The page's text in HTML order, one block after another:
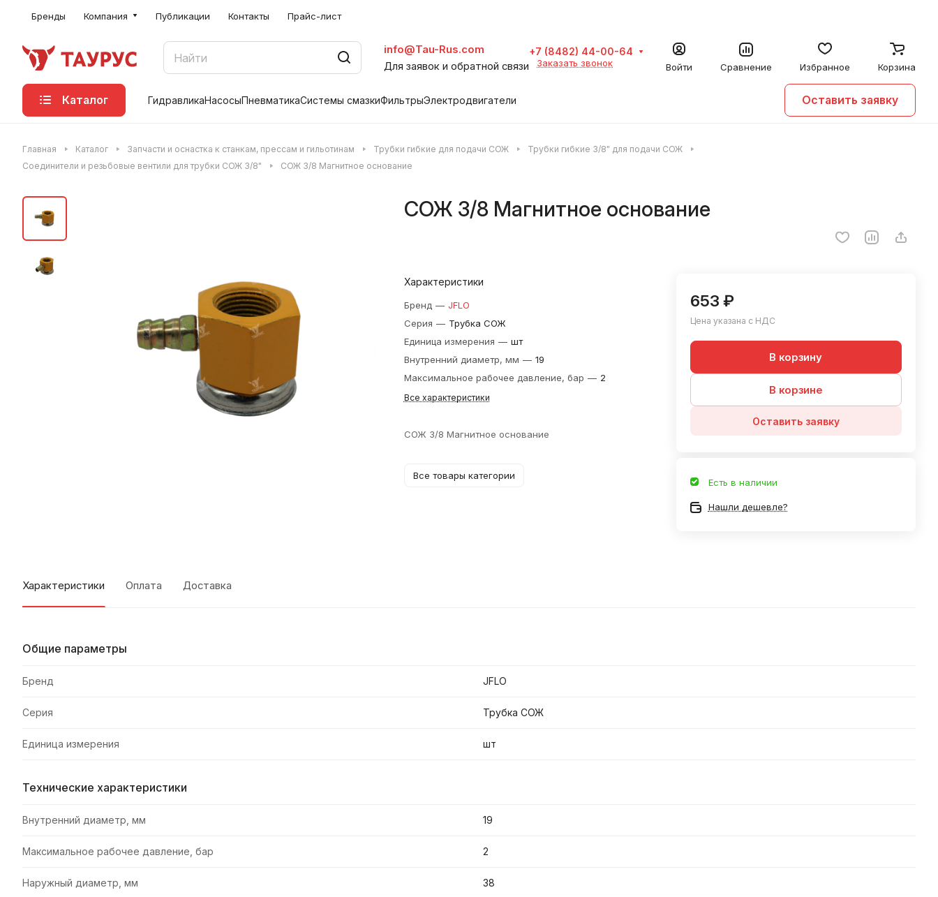
Бренды Компания Публикации Контакты Прайс-лист
info@Tau-Rus.com
Для заявок и обратной связи
+7 (8482) 44-00-64
Заказать звонок Войти Сравнение Избранное Корзина
Каталог ГидравликаНасосыПневматикаСистемы смазкиФильтрыЭлектродвигатели Оставить заявку
Главная Каталог Запчасти и оснастка к станкам, прессам и гильотинам Трубки гибкие для подачи СОЖ
Трубки гибкие 3/8" для подачи СОЖ
Соединители и резьбовые вентили для трубки СОЖ 3/8"
СОЖ 3/8 Магнитное основание
СОЖ 3/8 Магнитное основание
Характеристики
Бренд — JFLO
Серия — Трубка СОЖ
Единица измерения — шт
Внутренний диаметр, мм — 19
Максимальное рабочее давление, бар — 2
Все характеристики
СОЖ 3/8 Магнитное основание
Все товары категории
653 ₽
Цена указана с НДС
В корзину
В корзине
Оставить заявку
Есть в наличии
Нашли дешевле?
Характеристики Оплата Доставка
Общие параметры
Бренд JFLO
Серия Трубка СОЖ
Единица измерения шт
Технические характеристики
Внутренний диаметр, мм 19
Максимальное рабочее давление, бар 2
Наружный диаметр, мм 38